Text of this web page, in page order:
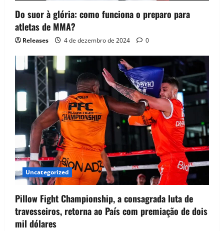
Do suor à glória: como funciona o preparo para
atletas de MMA?
Releases 4 de dezembro de 2024 0
Uncategorized
Pillow Fight Championship, a consagrada luta de
travesseiros, retorna ao País com premiação de dois
mil dólares